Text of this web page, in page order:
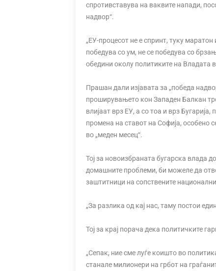
спротивставува на ваквите напади,
надвор“.
„ЕУ-процесот не е спринт, туку маратон
победува со ум, не се победува со
обедини околу политиките на
Прашан дали изјавата за „победа
проширувањето кон Западен Балкан
влијаат врз ЕУ, а со тоа и врз
промена на ставот на Софија, особено
во „меден месец“.
Тој за новоизбраната бугарска влада
домашните проблеми, би можеле да
заштитници на сопствените
„За разлика од кај нас, таму постои
Тој за крај порача дека политичките
„Сепак, ние сме луѓе коишто во
станале милионери на грбот на